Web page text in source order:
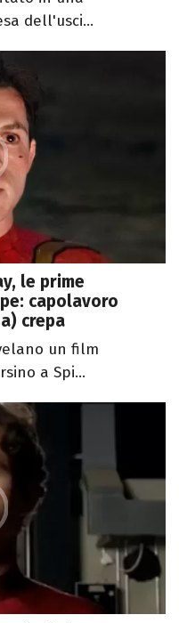
dell'usci...
le prime
capolavoro
crepa
un film
a Spi...